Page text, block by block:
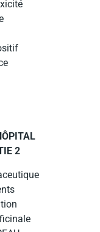
2